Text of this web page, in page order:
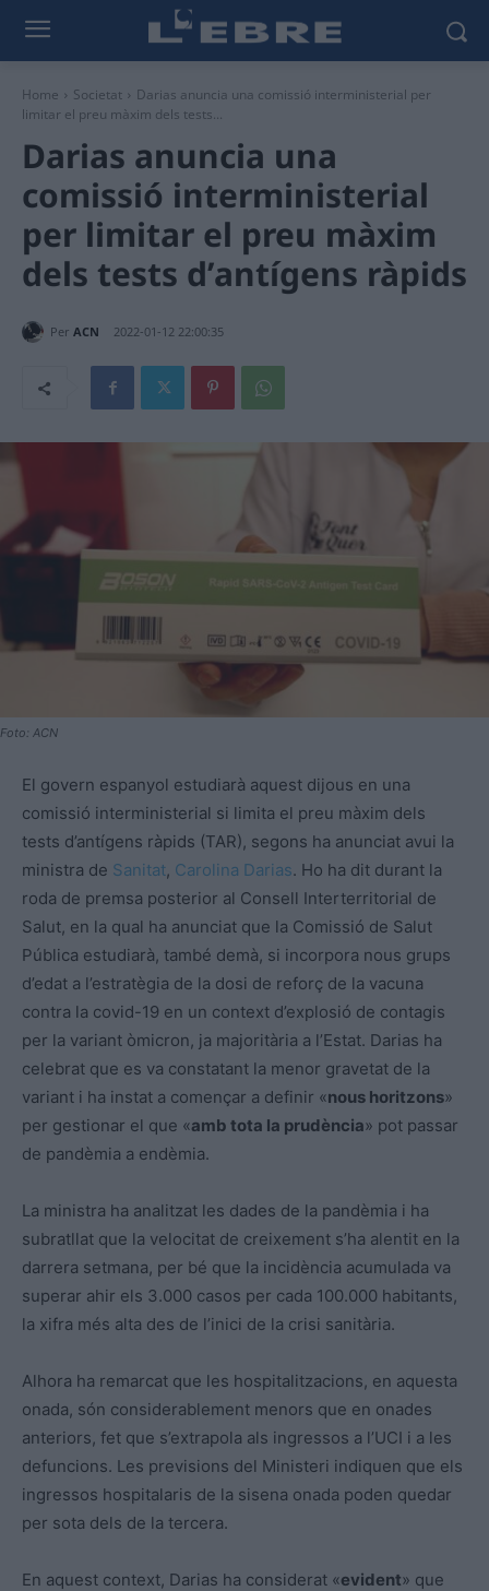
Home Societat
Darias anuncia una comissió interministerial per
limitar el preu màxim dels tests...
Darias anuncia una
comissió interministerial
per limitar el preu màxim
dels tests d’antígens ràpids
Per ACN 2022-01-12 22:00:35
Foto: ACN
El govern espanyol estudiarà aquest dijous en una
comissió interministerial si limita el preu màxim dels
tests d’antígens ràpids (TAR), segons ha anunciat avui la
ministra de Sanitat, Carolina Darias. Ho ha dit durant la
roda de premsa posterior al Consell Interterritorial de
Salut, en la qual ha anunciat que la Comissió de Salut
Pública estudiarà, també demà, si incorpora nous grups
d’edat a l’estratègia de la dosi de reforç de la vacuna
contra la covid-19 en un context d’explosió de contagis
per la variant òmicron, ja majoritària a l’Estat. Darias ha
celebrat que es va constatant la menor gravetat de la
variant i ha instat a començar a definir «nous horitzons»
per gestionar el que «amb tota la prudència» pot passar
de pandèmia a endèmia.
La ministra ha analitzat les dades de la pandèmia i ha
subratllat que la velocitat de creixement s’ha alentit en la
darrera setmana, per bé que la incidència acumulada va
superar ahir els 3.000 casos per cada 100.000 habitants,
la xifra més alta des de l’inici de la crisi sanitària.
Alhora ha remarcat que les hospitalitzacions, en aquesta
onada, són considerablement menors que en onades
anteriors, fet que s’extrapola als ingressos a l’UCI i a les
defuncions. Les previsions del Ministeri indiquen que els
ingressos hospitalaris de la sisena onada poden quedar
per sota dels de la tercera.
En aquest context, Darias ha considerat «evident» que